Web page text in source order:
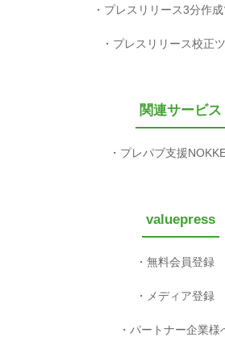
プレスリリース3分作
プレスリリース校正
関連サービス
プレパブ支援
valuepress
無料会員登録
メディア登録
パートナー企業様